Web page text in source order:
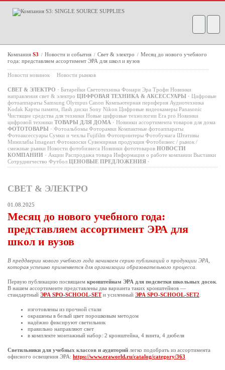
Компания S3 / Новости и события / Свет & электро / Месяц до нового учебного
года: представляем ассортимент ЭРА для школ и вузов
Новости новинок Новости рынков
СВЕТ & ЭЛЕКТРО · Батарейки Светотехника Фонари Эра Трофи Новинки
направления свет & электро ЦИФРОВАЯ ТЕХНИКА & АКСЕССУАРЫ · Цифровые
фотоаппараты Samsung Olympus Canon Компьютерная периферия Аудиотехника
Kodak Карты памяти, flash диски Sony Nikon Цифровые видеокамеры Panasonic
Чистящие средства для техники Новые цифровые технологии Era pro Новинки
цифровой техники ТОВАРЫ ДЛЯ ДОМА · Новинки ассортимента товаров для дома
ФОТОТОВАРЫ · Фотоальбомы Фоторамки Компактные фотоаппараты
Фотоаксессуары Сумки и чехлы Fujifilm Фотопринтеры Фотобумага Штативы
Минилабы Imageart Фотокиоски Сувенирная продукция Фотобизнес / рынок /
смежные рынки Новости фотобизнеса Новинки фототоваров НОВОСТИ
КОМПАНИИ · Акции Распродажа товара Информация о работе компании Выставки
Сотрудничество Футбол ЦЕНОВЫЕ ПРЕДЛОЖЕНИЯ ·
СВЕТ & ЭЛЕКТРО
01.08.2025
Месяц до нового учебного года:
представляем ассортимент ЭРА для
школ и вузов
В преддверии нового учебного года начинаем серию публикаций о продукции ЭРА,
которая успешно применяется для организации образовательного процесса.
Первую публикацию посвящаем кронштейнам ЭРА для подсветки школьных досок
В нашем ассортименте представлены два варианта таких кронштейнов —
стандартный ЭРА SPO-SCHOOL-SETи усиленный ЭРА SPO-SCHOOL-SET2
изготовлены из прочной стали
окрашены в белый цвет порошковым методом
надёжно фиксируют светильник
правильно направляют свет
в комплекте монтажный набор: 2 кронштейна, 4 винта, 4 дюбеля
Светильники для учебных классов и аудиторий легко подобрать из ассортимента
офисного освещения ЭРА: https://www.eraworld.ru/catalog/category/363